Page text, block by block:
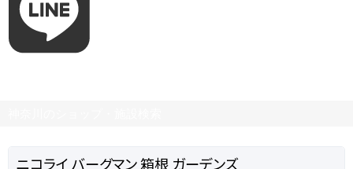
ニコライ バーグマン 箱根 ガーデンズ